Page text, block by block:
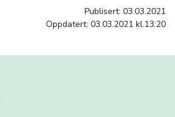
Publisert: 03.03.2021
Oppdatert: 03.03.2021 kl.13:20